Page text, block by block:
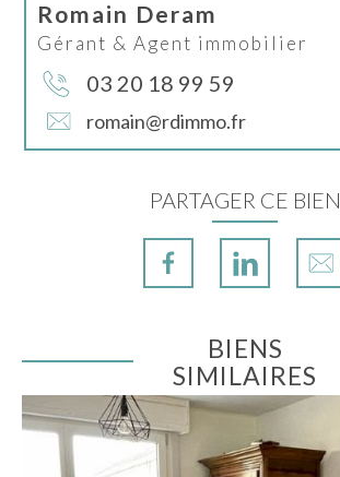
Romain Deram
Gérant & Agent immobilier
03 20 18 99 59
romain@rdimmo.fr
PARTAGER CE BIEN
BIENS
SIMILAIRES